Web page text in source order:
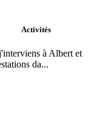
Activités
à Albert et
da...